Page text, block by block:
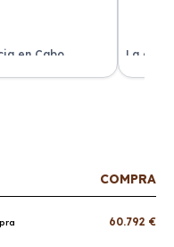
en Cabo
condiciones y sin
La
de
COMPRA
60.792 €